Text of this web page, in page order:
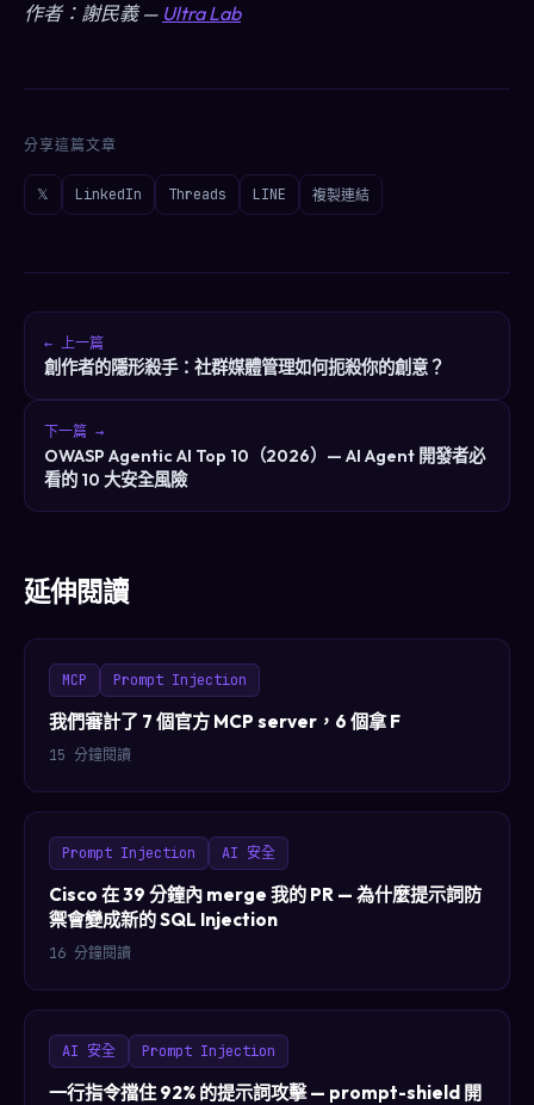
作者：謝民義 — Ultra Lab
分享這篇文章
𝕏 LinkedIn Threads LINE 複製連結
← 上一篇
創作者的隱形殺手：社群媒體管理如何扼殺你的創意？
下一篇 →
OWASP Agentic AI Top 10（2026）— AI Agent 開發者必
看的 10 大安全風險
延伸閱讀
MCP Prompt Injection
我們審計了 7 個官方 MCP server，6 個拿 F
15 分鐘閱讀
Prompt Injection AI 安全
Cisco 在 39 分鐘內 merge 我的 PR — 為什麼提示詞防
禦會變成新的 SQL Injection
16 分鐘閱讀
AI 安全 Prompt Injection
一行指令擋住 92% 的提示詞攻擊 — prompt-shield 開